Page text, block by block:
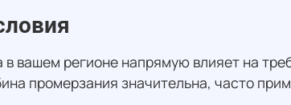
в вашем регионе напрямую влияет на
промерзания значительна, часто